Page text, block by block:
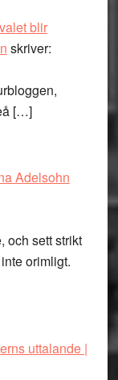
blir
skriver:
[…]
Adelsohn
och sett strikt
orimligt.
uttalande |